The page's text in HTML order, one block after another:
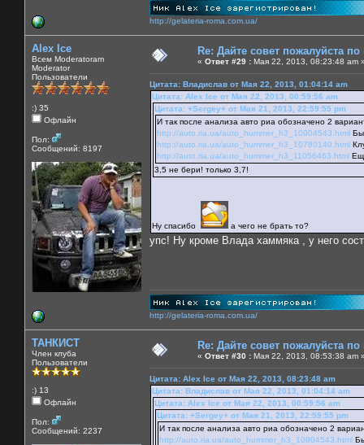
http://gelateria-roma.com.ua/
Alex Ice
Всем Moderatoram
Moderator
Пользователи
:) 35
Офлайн
Пол:
Сообщений: 8197
Re: Дайте совет пожалуйста
« Ответ #29 : Мая 22, 2013, 08:23:48 am
Цитата: Владислав от Мая 22, 2013, 01:04:14 am
Цитата: Alex Ice от Мая 22, 2013, 00:59:56 am
Цитата: +Sergey+ от Мая 21, 2013, 22:59:55 pm
И так после анализа авто риа обозначено 2
http://auto.ria.ua/auto_hummer_h3_10904543.html
http://auto.ria.ua/auto_hummer_h3_10780140.html
http://auto.ria.ua/auto_hummer_h3_11056463.html
3,5 не бери! только 3,7!
Ну спасибо а чего не брать то?
упс! Ну кроме Влада хаммяка , у него
http://gelateria-roma.com.ua/
ТАНКИСТ
Член клуба
Пользователи
:) 13
Офлайн
Пол:
Сообщений: 2237
Re: Дайте совет пожалуйста
« Ответ #30 : Мая 22, 2013, 08:53:38 am
Цитата: Alex Ice от Мая 22, 2013, 08:23:48 am
Цитата: Владислав от Мая 22, 2013, 01:04:14 am
Цитата: Alex Ice от Мая 22, 2013, 00:59:56 am
Цитата: +Sergey+ от Мая 21, 2013, 22:59:55 pm
И так после анализа авто риа обозначено 2
http://auto.ria.ua/auto_hummer_h3_10904543.html